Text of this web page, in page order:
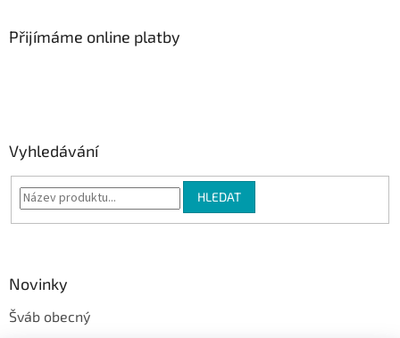
Přijímáme online platby
Vyhledávání
HLEDAT
Novinky
Šváb obecný